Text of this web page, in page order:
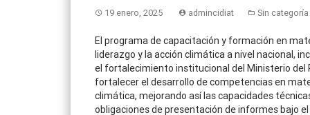
19 enero, 2025 admincidiat Sin categoría
El programa de capacitación y formación en
liderazgo y la acción climática a nivel nacional,
el fortalecimiento institucional del Ministerio del
fortalecer el desarrollo de competencias en
climática, mejorando así las capacidades
obligaciones de presentación de informes bajo